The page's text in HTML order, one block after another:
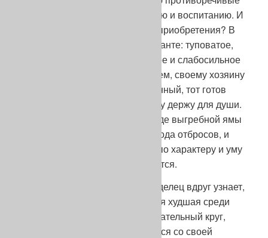
рекомендации по его кормлению и воспитанию. И
что в итоге вырастает из этого приобретения? В
самом распространенном варианте: туповатое,
трусоватое, продажное, ленивое и слабосильное
существо, ничего, кроме проблем, своему хозяину
не доставляющее. Разочарованный, тот готов
махнуть рукой: дескать, я собаку держу для души.
Можно подумать, что душа вроде выгребной ямы
– предназначена для всякого рода отбросов, и
человеку безразлично, с какой по характеру и уму
собакой он каждый день общается.
Но на первой же выставке владелец вдруг узнает,
что его овчарка далеко не самая худшая среди
себе подобных. И ему, как спасательный круг,
бросают мысль: если он займется со своей